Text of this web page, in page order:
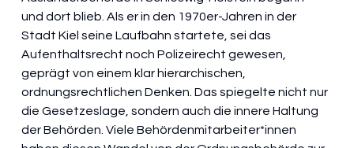
und dort blieb. Als er in den 1970er-Jahren in der
Stadt Kiel seine Laufbahn startete, sei das
Aufenthaltsrecht noch Polizeirecht gewesen,
geprägt von einem klar hierarchischen,
ordnungsrechtlichen Denken. Das spiegelte nicht nur
die Gesetzeslage, sondern auch die innere Haltung
der Behörden. Viele Behördenmitarbeiter*innen